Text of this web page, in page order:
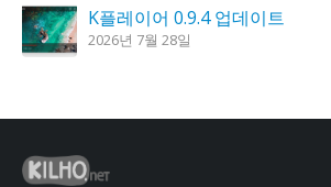
K플레이어 0.9.4 업데이트
2026년 7월 28일
도깨비 촛불 1.6.0 업데이트
2026년 7월 23일